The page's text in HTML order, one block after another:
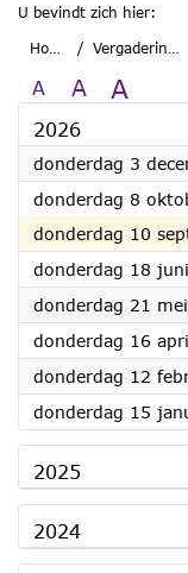
U bevindt zich hier:
Home
Vergaderingen
A A A
2026
donderdag 3
donderdag 8
donderdag 10
donderdag 18 juni
donderdag 21 mei
donderdag 16
donderdag 12
donderdag 15
2025
2024